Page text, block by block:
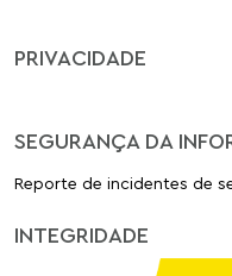
PRIVACIDADE
SEGURANÇA DA
Reporte de incidentes de
INTEGRIDADE